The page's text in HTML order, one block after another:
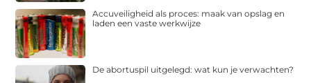
Accuveiligheid als proces: maak van opslag en
laden een vaste werkwijze
De abortuspil uitgelegd: wat kun je verwachten?